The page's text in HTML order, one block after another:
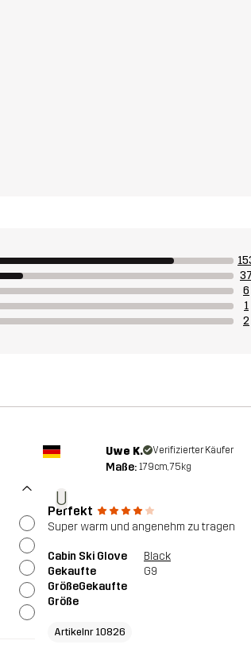
37
6
1
2
U
Uwe K. Verifizierter Käufer
Maße: 179cm, 75kg
Perfekt
Super warm und angenehm zu tragen
Cabin Ski Glove
Black
Gekaufte
GrößeGekaufte
Größe
G9
Artikelnr 10826